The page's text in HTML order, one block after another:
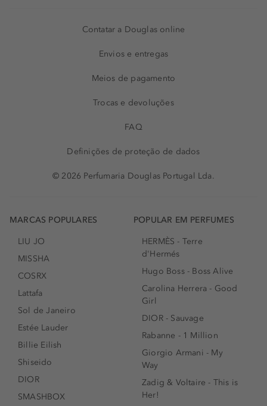
Contatar a Douglas online
Envios e entregas
Meios de pagamento
Trocas e devoluções
FAQ
Definições de proteção de dados
© 2026 Perfumaria Douglas Portugal Lda.
MARCAS POPULARES
LIU JO
MISSHA
COSRX
Lattafa
Sol de Janeiro
Estée Lauder
Billie Eilish
Shiseido
DIOR
SMASHBOX
POPULAR EM PERFUMES
HERMÈS - Terre
d'Hermés
Hugo Boss - Boss Alive
Carolina Herrera - Good
Girl
DIOR - Sauvage
Rabanne - 1 Million
Giorgio Armani - My
Way
Zadig & Voltaire - This is
Her!